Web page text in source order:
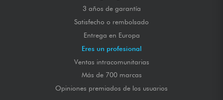
3 años de garantía
Satisfecho o rembolsado
Entrega en Europa
Eres un profesional
Ventas intracomunitarias
Más de 700 marcas
Opiniones premiados de los usuarios